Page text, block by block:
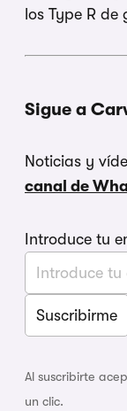
los Type R
Sigue a
Noticias y
canal de
Introduce tu
Al suscribirte
un clic.